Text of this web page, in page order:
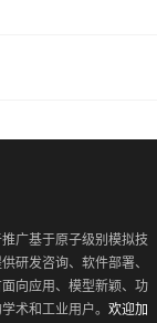
广基于原子级别模拟技
研发咨询、软件部署、
向应用、模型新颖、功
术和工业用户。 欢迎加